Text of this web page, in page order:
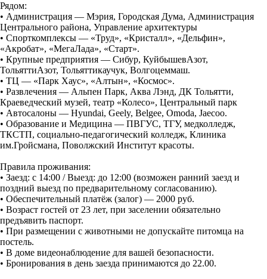
Рядом:
• Администрация — Мэрия, Городская Дума, Администрация
Центрального района, Управление архитектуры
• Спорткомплексы — «Труд», «Кристалл», «Дельфин»,
«Акробат», «МегаЛада», «Старт».
• Крупные предприятия — Сибур, КуйбышевАзот,
ТольяттиАзот, Тольяттикаучук, Волгоцеммаш.
• ТЦ — «Парк Хаус», «Алтын», «Космос».
• Развлечения — Альпен Парк, Аква Лэнд, ДК Тольятти,
Краеведческий музей, театр «Колесо», Центральный парк
• Автосалоны — Hyundai, Geely, Belgee, Omoda, Jaecoo.
• Образование и Медицина — ПВГУС, ТГУ, медколледж,
ТКСТП, социально-педагогический колледж, Клиника
им.Гройсмана, Поволжский Институт красоты.
Правила проживания:
• Заезд: с 14:00 / Выезд: до 12:00 (возможен ранний заезд и
поздний выезд по предварительному согласованию).
• Обеспечительный платёж (залог) — 2000 руб.
• Возраст гостей от 23 лет, при заселении обязательно
предъявить паспорт.
• При размещении с животными не допускайте питомца на
постель.
• В доме видеонаблюдение для вашей безопасности.
• Бронирования в день заезда принимаются до 22.00.